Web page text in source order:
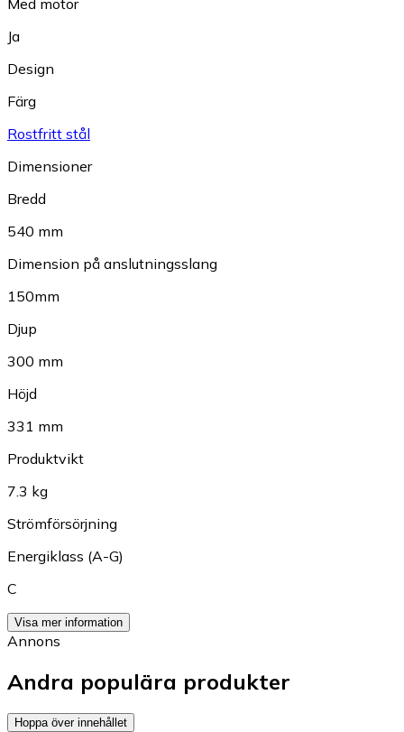
Ja
Design
Färg
Rostfritt stål
Dimensioner
Bredd
540 mm
Dimension på anslutningsslang
150mm
Djup
300 mm
Höjd
331 mm
Produktvikt
7.3 kg
Strömförsörjning
Energiklass (A-G)
C
Visa mer information
Annons
Andra populära produkter
Hoppa över innehållet